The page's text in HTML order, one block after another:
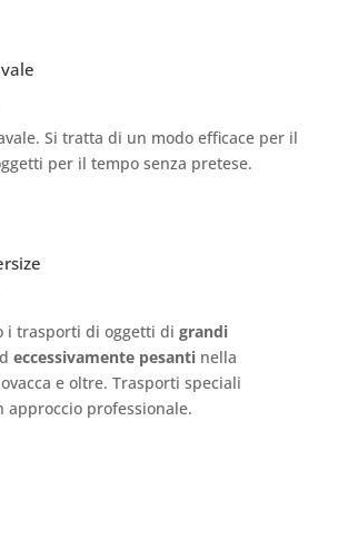
Si tratta di un modo efficace per il
per il tempo senza pretese.
i trasporti di oggetti di grandi
eccessivamente pesantinella
e oltre. Trasporti speciali
approccio professionale.